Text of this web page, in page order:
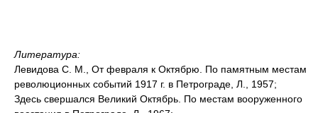
Литература:
Левидова С. М., От февраля к Октябрю. По памятным местам
революционных событий 1917 г. в Петрограде, Л., 1957;
Здесь свершался Великий Октябрь. По местам вооруженного